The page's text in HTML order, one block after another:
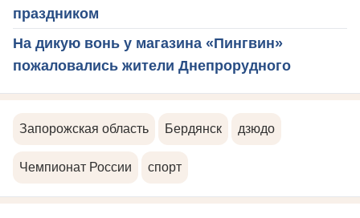
праздником
На дикую вонь у магазина «Пингвин»
пожаловались жители Днепрорудного
Запорожская область Бердянск дзюдо
Чемпионат России спорт